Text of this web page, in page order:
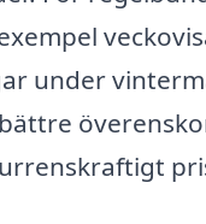
under